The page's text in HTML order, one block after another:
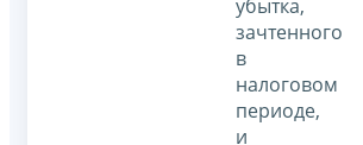
убытка,
зачтенного
в
налоговом
периоде,
и